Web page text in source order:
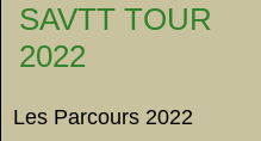
SAVTT TOUR
2022
Les Parcours 2022